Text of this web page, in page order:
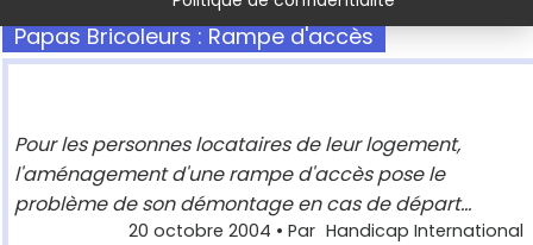
Papas Bricoleurs : Rampe d'accès
Pour les personnes locataires de leur logement,
l'aménagement d'une rampe d'accès pose le
problème de son démontage en cas de départ...
20 octobre 2004 • Par Handicap International